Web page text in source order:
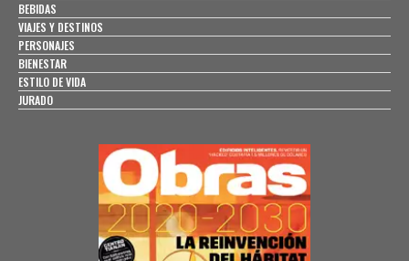
BEBIDAS
VIAJES Y DESTINOS
PERSONAJES
BIENESTAR
ESTILO DE VIDA
JURADO